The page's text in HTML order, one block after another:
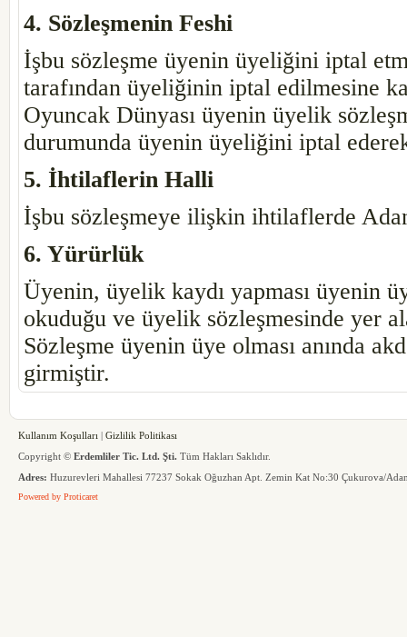
4. Sözleşmenin Feshi
İşbu sözleşme üyenin üyeliğini iptal
tarafından üyeliğinin iptal edilmesine
Oyuncak Dünyası üyenin üyelik
durumunda üyenin üyeliğini iptal
5. İhtilaflerin Halli
İşbu sözleşmeye ilişkin ihtilaflerde
6. Yürürlük
Üyenin, üyelik kaydı yapması üyenin
okuduğu ve üyelik sözleşmesinde yer
Sözleşme üyenin üye olması anında
girmiştir.
Kullanım Koşulları | Gizlilik Politikası
Copyright © Erdemliler Tic. Ltd. Şti. Tüm Hakları Saklıdır.
Adres: Huzurevleri Mahallesi 77237 Sokak Oğuzhan Apt. Zemin Kat No:30 Çukurova/
Powered by Proticaret